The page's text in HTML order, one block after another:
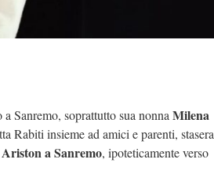
Sanremo, soprattutto sua nonna Milena
Rabiti insieme ad amici e parenti, stasera
Ariston a Sanremo, ipoteticamente verso